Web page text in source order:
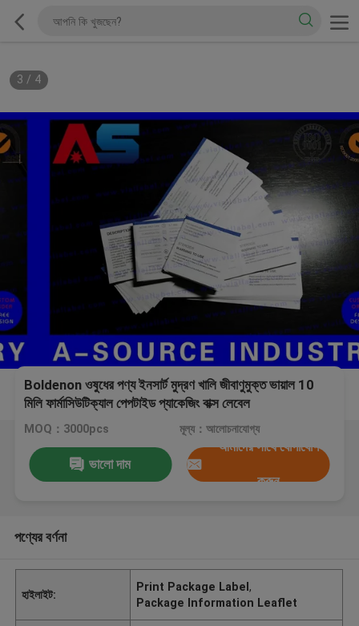
3 / 4
Boldenon ওষুধের পণ্য ইনসার্ট মুদ্রণ খালি জীবাণুমুক্ত ভায়াল 10
মিলি ফার্মাসিউটিক্যাল পেপটাইড প্যাকেজিং বাক্স লেবেল
MOQ：3000pcs মূল্য：আলোচনাযোগ্য
ভালো দাম
আমাদের সাথে যোগাযোগ
করুন
পণ্যের বর্ণনা
হাইলাইট:
Print Package Label,
Package Information Leaflet